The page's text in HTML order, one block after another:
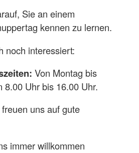
Sie an einem
kennen zu lernen.
noch interessiert:
Von Montag bis
8.00 Uhr bis 16.00 Uhr.
uns auf gute
immer willkommen